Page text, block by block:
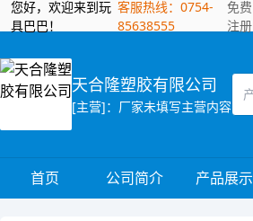
您好，欢迎来到玩
具巴巴！
客服热线：0754-
85638555
免费
注册
天合隆塑胶有限公司
[主营]：厂家未填写主营内容
首页 公司简介 产品展示